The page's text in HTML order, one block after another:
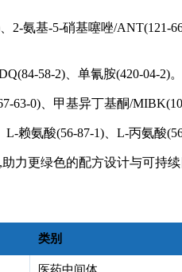
2-氨基-5-硝基噻唑/ANT(121-
58-2)、单氰胺(420-04-2)。
63-0)、甲基异丁基酮/
赖氨酸(56-87-1)、L-丙氨酸
力更绿色的配方设计与可持续
类别
医药中间体